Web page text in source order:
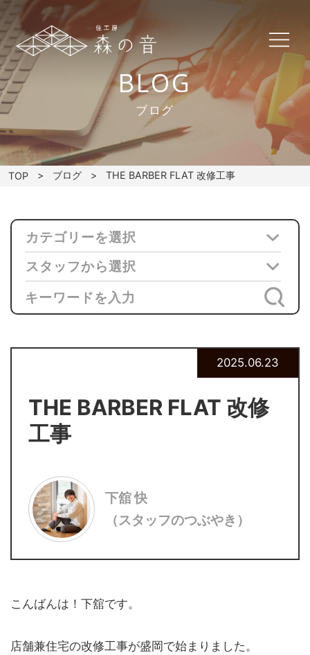
BLOG
ブログ
TOP ブログ THE BARBER FLAT 改修工事
THE BARBER FLAT 改修
工事
2025.06.23
下舘 快
（スタッフのつぶやき）
こんばんは！下舘です。
店舗兼住宅の改修工事が盛岡で始まりました。